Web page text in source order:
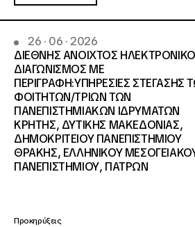
26 · 06 · 2026
ΔΙΕΘΝΗΣ ΑΝΟΙΧΤΟΣ
ΔΙΑΓΩΝΙΣΜΟΣ ΜΕ
ΠΕΡΙΓΡΑΦΗ:ΥΠΗΡΕΣΙΕΣ ΣΤΕΓΑΣΗΣ
ΦΟΙΤΗΤΩΝ/ΤΡΙΩΝ ΤΩΝ
ΠΑΝΕΠΙΣΤΗΜΙΑΚΩΝ ΙΔΡΥΜΑΤΩΝ
KΡΗΤΗΣ, ΔΥΤΙΚΗΣ ΜΑΚΕΔΟΝΙΑΣ,
ΔΗΜΟΚΡΙΤΕΙΟΥ ΠΑΝΕΠΙΣΤΗΜΙΟΥ
ΘΡΑΚΗΣ, ΕΛΛΗΝΙΚΟΥ
ΠΑΝΕΠΙΣΤΗΜΙΟΥ, ΠΑΤΡΩΝ
Προκηρύξεις